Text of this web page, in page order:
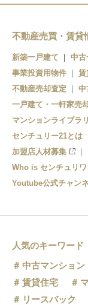
不動産売買・賃貸
新築一戸建て 中古
事業投資用物件
賃
不動産売却査定
中
一戸建て・一軒家売
マンションライブラ
センチュリー21とは
加盟店人材募集
Who is センチュリワ
Youtube公式チャン
人気のキーワード
中古マンション
賃貸住宅
リースバック